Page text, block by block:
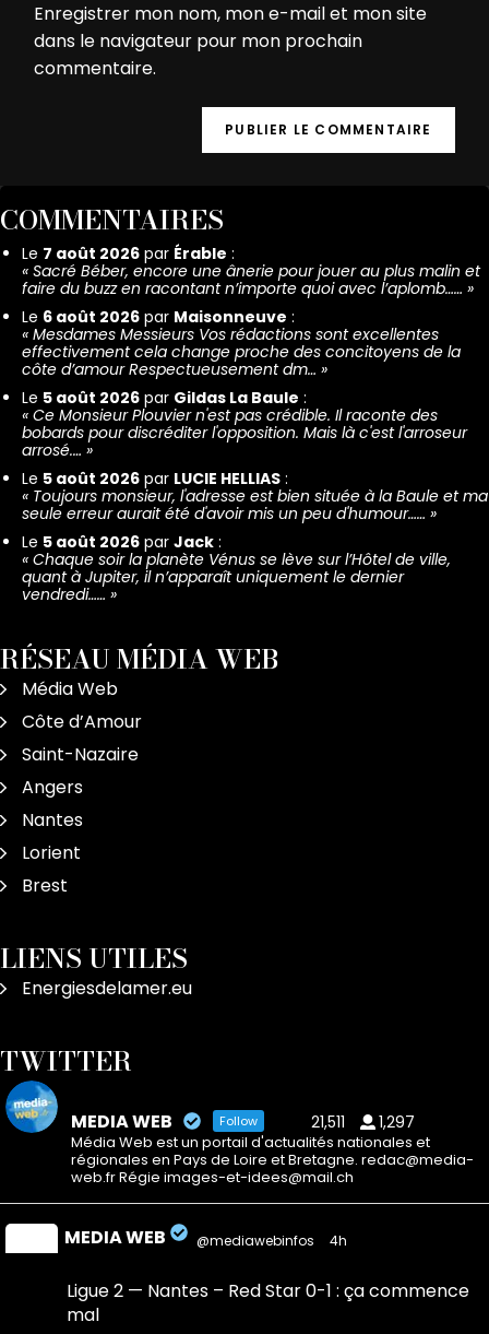
Enregistrer mon nom, mon e-mail et mon site
dans le navigateur pour mon prochain
commentaire.
COMMENTAIRES
Le 7 août 2026 par Érable :
« Sacré Béber, encore une ânerie pour jouer au plus malin et
faire du buzz en racontant n’importe quoi avec l’aplomb…… »
Le 6 août 2026 par Maisonneuve :
« Mesdames Messieurs Vos rédactions sont excellentes
effectivement cela change proche des concitoyens de la
côte d’amour Respectueusement dm… »
Le 5 août 2026 par Gildas La Baule :
« Ce Monsieur Plouvier n'est pas crédible. Il raconte des
bobards pour discréditer l'opposition. Mais là c'est l'arroseur
arrosé.… »
Le 5 août 2026 par LUCIE HELLIAS :
« Toujours monsieur, l'adresse est bien située à la Baule et ma
seule erreur aurait été d'avoir mis un peu d'humour…… »
Le 5 août 2026 par Jack :
« Chaque soir la planète Vénus se lève sur l’Hôtel de ville,
quant à Jupiter, il n’apparaît uniquement le dernier
vendredi…… »
RÉSEAU MÉDIA WEB
Média Web
Côte d’Amour
Saint-Nazaire
Angers
Nantes
Lorient
Brest
LIENS UTILES
Energiesdelamer.eu
TWITTER
MEDIA WEB Follow 21,511 1,297
Média Web est un portail d'actualités nationales et
régionales en Pays de Loire et Bretagne. redac@media-
web.fr Régie images-et-idees@mail.ch
MEDIA WEB @mediawebinfos 4h
Ligue 2 — Nantes – Red Star 0-1 : ça commence
mal